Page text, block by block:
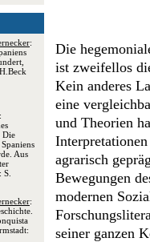
:
:
Die
Aus
:
Die
ist zweifellos
Kein anderes
eine
und Theorien
agrarisch
Bewegungen
modernen
seiner ganzen